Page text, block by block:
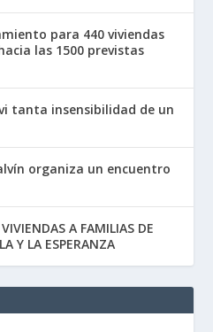
para 440 viviendas
las 1500 previstas
tanta insensibilidad de un
organiza un encuentro
A FAMILIAS DE
Y LA ESPERANZA